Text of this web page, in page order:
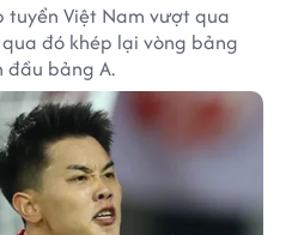
Việt Nam vượt qua
đó khép lại vòng bảng
đầu bảng A.